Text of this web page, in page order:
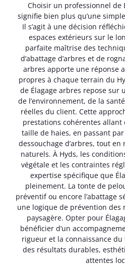
Choisir un professionnel de
signifie bien plus qu’une
Il s’agit à une décision
espaces extérieurs sur le
parfaite maîtrise des
d’abattage d’arbres et de
arbres apporte une réponse
propres à chaque terrain du
de Élagage arbres repose sur
de l’environnement, de la
réelles du client. Cette
prestations cohérentes allant
taille de haies, en passant
dessouchage d’arbres, tout
naturels. À Hyds, les
végétale et les contraintes
expertise spécifique que
pleinement. La tonte de
préventif ou encore l’abattage
une logique de prévention des
paysagère. Opter pour
bénéficier d’un
rigueur et la connaissance
des résultats durables,
attentes